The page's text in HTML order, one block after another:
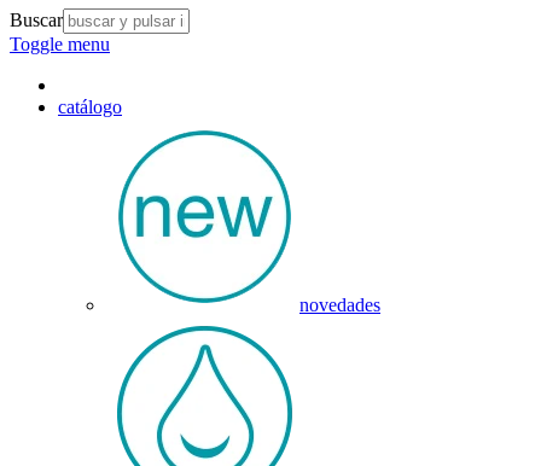
Buscar
Toggle menu
catálogo
novedades